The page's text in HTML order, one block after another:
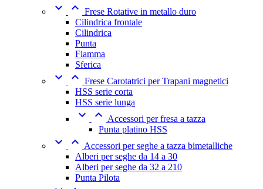
  Frese Rotative in metallo duro
Cilindrica frontale
Cilindrica
Punta
Fiamma
Sferica
  Frese Carotatrici per Trapani magnetici
HSS serie corta
HSS serie lunga
  Accessori per fresa a tazza
Punta platino HSS
  Accessori per seghe a tazza bimetalliche
Alberi per seghe da 14 a 30
Alberi per seghe da 32 a 210
Punta Pilota